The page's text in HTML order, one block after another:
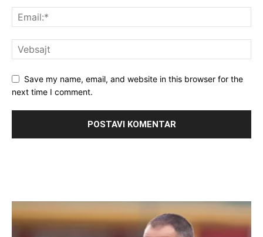
Save my name, email, and website in this browser for the
next time I comment.